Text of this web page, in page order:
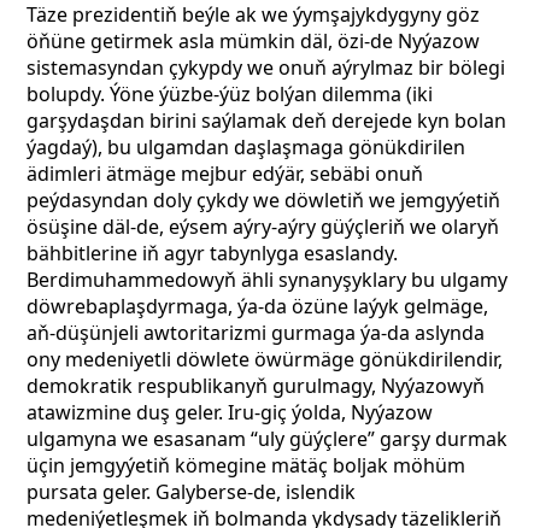
Täze prezidentiň beýle ak we ýymşajykdygyny göz
öňüne getirmek asla mümkin däl, özi-de Nyýazow
sistemasyndan çykypdy we onuň aýrylmaz bir bölegi
bolupdy. Ýöne ýüzbe-ýüz bolýan dilemma (iki
garşydaşdan birini saýlamak deň derejede kyn bolan
ýagdaý), bu ulgamdan daşlaşmaga gönükdirilen
ädimleri ätmäge mejbur edýär, sebäbi onuň
peýdasyndan doly çykdy we döwletiň we jemgyýetiň
ösüşine däl-de, eýsem aýry-aýry güýçleriň we olaryň
bähbitlerine iň agyr tabynlyga esaslandy.
Berdimuhammedowyň ähli synanyşyklary bu ulgamy
döwrebaplaşdyrmaga, ýa-da özüne laýyk gelmäge,
aň-düşünjeli awtoritarizmi gurmaga ýa-da aslynda
ony medeniyetli döwlete öwürmäge gönükdirilendir,
demokratik respublikanyň gurulmagy, Nyýazowyň
atawizmine duş geler.Iru-giç ýolda, Nyýazow
ulgamyna we esasanam “uly güýçlere” garşy durmak
üçin jemgyýetiň kömegine mätäç boljak möhüm
pursata geler. Galyberse-de, islendik
medeniýetleşmek iň bolmanda ykdysady täzelikleriň